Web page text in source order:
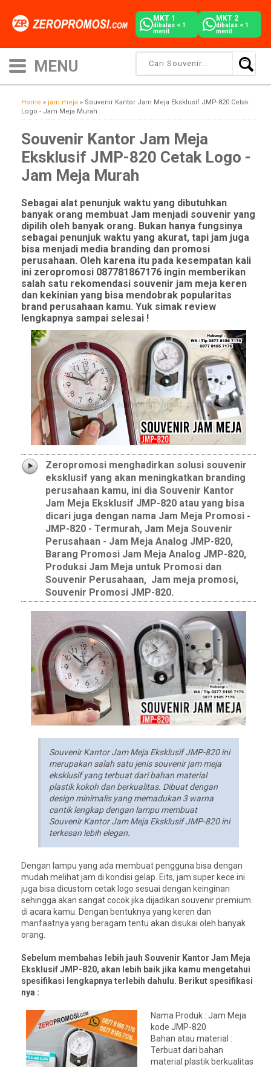
MKT 1
dibalas < 1
menit
MKT 2
dibalas < 1
menit
Home » jam meja » Souvenir Kantor Jam Meja Eksklusif JMP-820 Cetak
Logo - Jam Meja Murah
Souvenir Kantor Jam Meja
Eksklusif JMP-820 Cetak Logo -
Jam Meja Murah
Sebagai alat penunjuk waktu yang dibutuhkan
banyak orang membuat Jam menjadi souvenir yang
dipilih oleh banyak orang. Bukan hanya fungsinya
sebagai penunjuk waktu yang akurat, tapi jam juga
bisa menjadi media branding dan promosi
perusahaan. Oleh karena itu pada kesempatan kali
ini zeropromosi 087781867176 ingin memberikan
salah satu rekomendasi souvenir jam meja keren
dan kekinian yang bisa mendobrak popularitas
brand perusahaan kamu. Yuk simak review
lengkapnya sampai selesai !
Zeropromosi menghadirkan solusi souvenir
eksklusif yang akan meningkatkan branding
perusahaan kamu, ini dia Souvenir Kantor
Jam Meja Eksklusif JMP-820 atau yang bisa
dicari juga dengan nama Jam Meja Promosi -
JMP-820 - Termurah, Jam Meja Souvenir
Perusahaan - Jam Meja Analog JMP-820,
Barang Promosi Jam Meja Analog JMP-820,
Produksi Jam Meja untuk Promosi dan
Souvenir Perusahaan, Jam meja promosi,
Souvenir Promosi JMP-820.
Souvenir Kantor Jam Meja Eksklusif JMP-820 ini
merupakan salah satu jenis souvenir jam meja
eksklusif yang terbuat dari bahan material
plastik kokoh dan berkualitas. Dibuat dengan
design minimalis yang memadukan 3 warna
cantik lengkap dengan lampu membuat
Souvenir Kantor Jam Meja Eksklusif JMP-820 ini
terkesan lebih elegan.
Dengan lampu yang ada membuat pengguna bisa dengan
mudah melihat jam di kondisi gelap. Eits, jam super kece ini
juga bisa dicustom cetak logo sesuai dengan keinginan
sehingga akan sangat cocok jika dijadikan souvenir premium
di acara kamu. Dengan bentuknya yang keren dan
manfaatnya yang beragam tentu akan disukai oleh banyak
orang.
Sebelum membahas lebih jauh Souvenir Kantor Jam Meja
Eksklusif JMP-820, akan lebih baik jika kamu mengetahui
spesifikasi lengkapnya terlebih dahulu. Berikut spesifikasi
nya :
Nama Produk : Jam Meja
kode JMP-820
Bahan atau material :
Terbuat dari bahan
material plastik berkualitas